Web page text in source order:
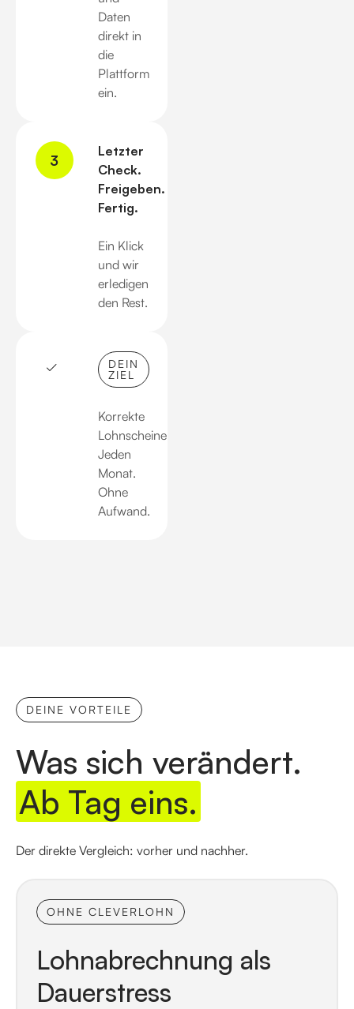
Daten
direkt in
die
Plattform
ein.
3
Letzter
Check.
Freigeben.
Fertig.
Ein Klick
und wir
erledigen
den Rest.
DEIN
ZIEL
Korrekte
Lohnscheine.
Jeden
Monat.
Ohne
Aufwand.
DEINE VORTEILE
Was sich verändert.
Ab Tag eins.
Der direkte Vergleich: vorher und nachher.
OHNE CLEVERLOHN
Lohnabrechnung als
Dauerstress